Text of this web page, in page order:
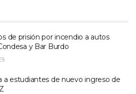
de prisión por incendio a autos
y Bar Burdo
a estudiantes de nuevo ingreso de